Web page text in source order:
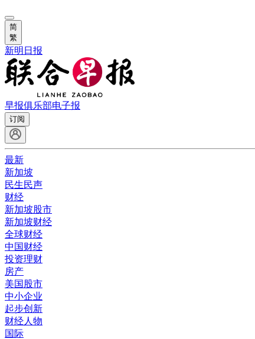
简
繁
新明日报
早报俱乐部电子报
订阅
最新
新加坡
民生民声
财经
新加坡股市
新加坡财经
全球财经
中国财经
投资理财
房产
美国股市
中小企业
起步创新
财经人物
国际